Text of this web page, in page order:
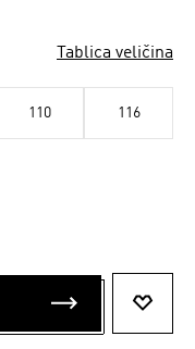
Tablica veličina
110 116